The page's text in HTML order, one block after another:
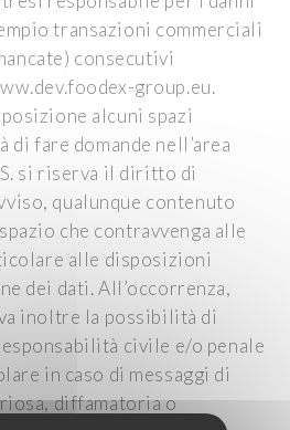
transazioni commerciali
consecutivi
group.eu.
alcuni spazi
fare domande nell’area
si riserva il diritto di
qualunque contenuto
che contravvenga alle
alle disposizioni
dei dati. All’occorrenza,
inoltre la possibilità di
civile e/o penale
in caso di messaggi di
diffamatoria o